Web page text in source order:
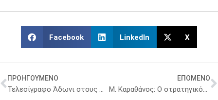
Facebook LinkedIn X
ΠΡΟΗΓΟΥΜΕΝΟ
Τελεσίγραφο Άδωνι στους Διοικητές νοσοκομείων: Ελέγξτε άμεσα τη φαρμακευτική δαπάνη – Οι οδηγίες
ΕΠΟΜΕΝΟ
Μ. Καραθάνος: Ο στρατηγικός σχεδιασμός του Υπ. Υγείας για την αξιολόγηση της καινοτομίας